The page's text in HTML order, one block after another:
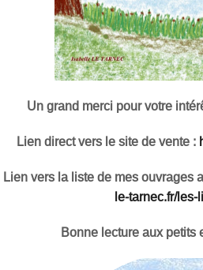
Un grand merci pour votre
Lien direct vers le site de vente :
Lien vers la liste de mes ouvrages
le-tarnec.fr/les-
Bonne lecture aux petits